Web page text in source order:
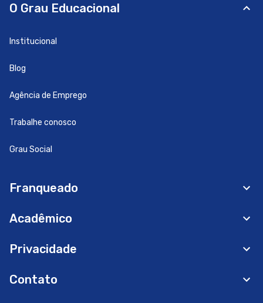
O Grau Educacional
Institucional
Blog
Agência de Emprego
Trabalhe conosco
Grau Social
Franqueado
Acadêmico
Privacidade
Contato